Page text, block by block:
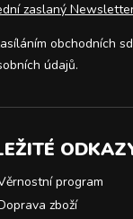
zaslaný
obchodních
údajů.
program
zboží